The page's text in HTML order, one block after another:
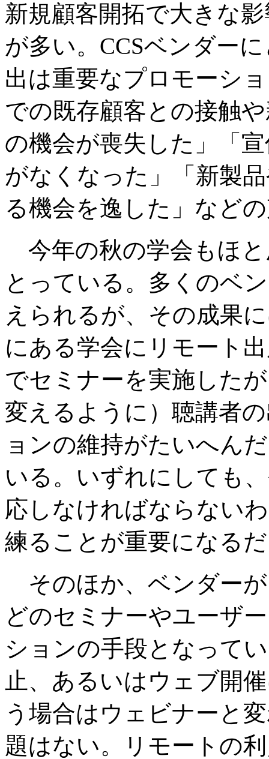
新規顧客開拓で大きな
が多い。CCSベンダー
出は重要なプロモーシ
での既存顧客との接触
の機会が喪失した」「
がなくなった」「新製
る機会を逸した」など
今年の秋の学会もほ
とっている。多くのベ
えられるが、その成果
にある学会にリモート
でセミナーを実施した
変えるように）聴講者
ョンの維持がたいへん
いる。いずれにしても
応しなければならない
練ることが重要になる
そのほか、ベンダー
どのセミナーやユーザ
ションの手段となって
止、あるいはウェブ開
う場合はウェビナーと
題はない。リモートの